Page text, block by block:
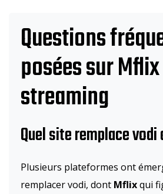
Questions
posées sur
streaming
Quel site remplace vodi
Plusieurs plateformes ont
remplacer vodi, dont Mflixqui